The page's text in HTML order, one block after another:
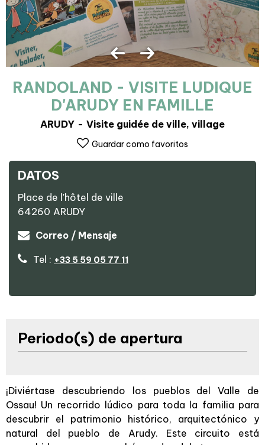
RANDOLAND - VISITE LUDIQUE
D'ARUDY EN FAMILLE
ARUDY Visite guidée de ville, village
Guardar como favoritos
DATOS
Place de l'hôtel de ville
64260 ARUDY
Correo / Mensaje
Tel : +33 5 59 05 77 11
Periodo(s) de apertura
¡Diviértase descubriendo los pueblos del Valle de
Ossau! Un recorrido lúdico para toda la familia para
descubrir el patrimonio histórico, arquitectónico y
natural del pueblo de Arudy. Este circuito está